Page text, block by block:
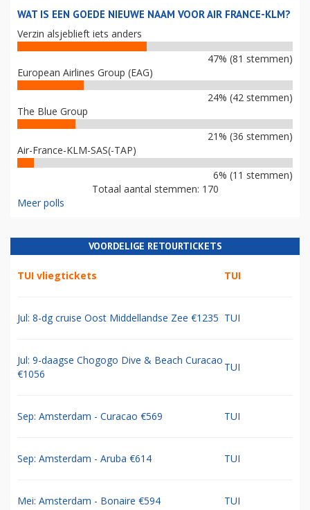
WAT IS EEN GOEDE NIEUWE NAAM VOOR AIR FRANCE-KLM?
Verzin alsjeblieft iets anders
47% (81 stemmen)
European Airlines Group (EAG)
24% (42 stemmen)
The Blue Group
21% (36 stemmen)
Air-France-KLM-SAS(-TAP)
6% (11 stemmen)
Totaal aantal stemmen: 170
Meer polls
VOORDELIGE RETOURTICKETS
TUI vliegtickets TUI
Jul: 8-dg cruise Oost Middellandse Zee €1235 TUI
Jul: 9-daagse Chogogo Dive & Beach Curacao
€1056
TUI
Sep: Amsterdam - Curacao €569 TUI
Sep: Amsterdam - Aruba €614 TUI
Mei: Amsterdam - Bonaire €594 TUI